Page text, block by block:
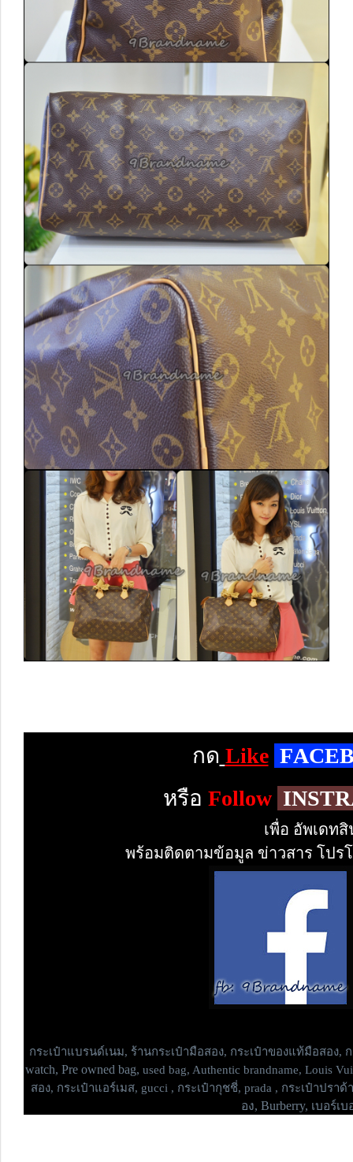
กด Like F
หรือ Follow
เพื่อ อัพเดท
พร้อมติดตามข้อมูล ข่าวสาร โปร
กระเป๋าแบรนด์เนม, ร้านกระเป๋ามือสอง, กระเป๋าของแท้มือสอง,
watch, Pre owned bag, used bag, Authentic brandname, Louis
สอง, กระเป๋าแอร์เมส, gucci , กระเป๋ากุชชี่, prada , กระเป๋าปราด้
อง, Burberry, เบอร์เ